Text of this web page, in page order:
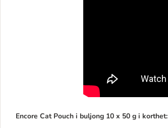
Encore Cat Pouch i buljong 10 x 50 g i korthet: